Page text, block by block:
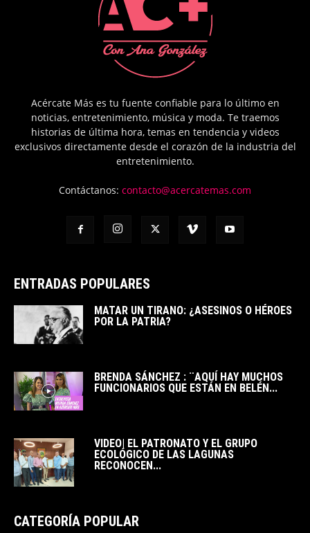
Acércate Más es tu fuente confiable para lo último en
noticias, entretenimiento, música y moda. Te traemos
historias de última hora, temas en tendencia y videos
exclusivos directamente desde el corazón de la industria del
entretenimiento.
Contáctanos: contacto@acercatemas.com
ENTRADAS POPULARES
MATAR UN TIRANO: ¿ASESINOS O HÉROES
POR LA PATRIA?
BRENDA SÁNCHEZ : ¨AQUÍ HAY MUCHOS
FUNCIONARIOS QUE ESTÁN EN BELÉN...
VIDEO| EL PATRONATO Y EL GRUPO
ECOLÓGICO DE LAS LAGUNAS
RECONOCEN...
CATEGORÍA POPULAR